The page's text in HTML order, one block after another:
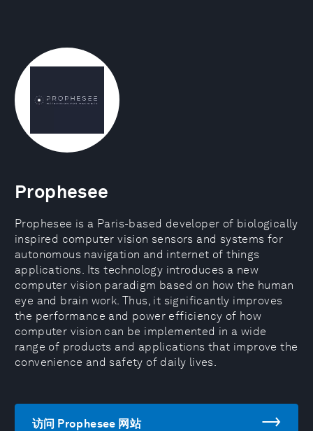
Prophesee
Prophesee is a Paris-based developer of biologically
inspired computer vision sensors and systems for
autonomous navigation and internet of things
applications. Its technology introduces a new
computer vision paradigm based on how the human
eye and brain work. Thus, it significantly improves
the performance and power efficiency of how
computer vision can be implemented in a wide
range of products and applications that improve the
convenience and safety of daily lives.
访问 Prophesee 网站